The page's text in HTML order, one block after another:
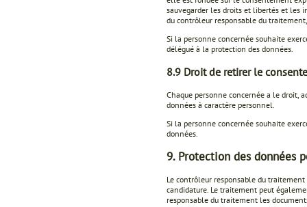
sauvegarder les droits et libertés et les
du contrôleur responsable du
Si la personne concernée souhaite
délégué à la protection des données.
8.9 Droit de retirer le
Chaque personne concernée a le droit,
données à caractère personnel.
Si la personne concernée souhaite
données.
9. Protection des données
Le contrôleur responsable du
candidature. Le traitement peut
responsable du traitement les